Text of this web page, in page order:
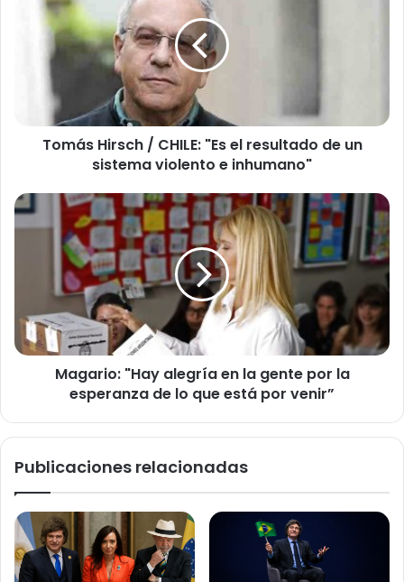
CHILE:
sistema
inhumano"
Tomás Hirsch / CHILE: "Es el resultado de un
sistema violento e inhumano"
Magario:
por
esperanza
venir”
Magario: "Hay alegría en la gente por la
esperanza de lo que está por venir”
Publicaciones relacionadas